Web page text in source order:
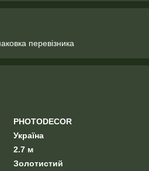
перевізника
PHOTODECOR
Україна
2.7 м
Золотистий